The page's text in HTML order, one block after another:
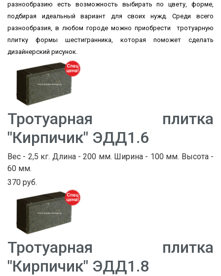
разнообразию есть возможность выбирать по цвету, форме,
подбирая идеальный вариант для своих нужд. Среди всего
разнообразия, в любом городе можно приобрести тротуарную
плитку формы шестигранника, которая поможет сделать
дизайнерский рисунок.
Тротуарная плитка
"Кирпичик" ЭДД1.6
Вес - 2,5 кг. Длина - 200 мм. Ширина - 100 мм. Высота -
60 мм.
370 руб.
Тротуарная плитка
"Кирпичик" ЭДД1.8